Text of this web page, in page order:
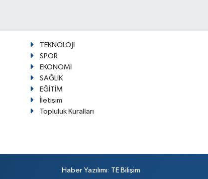
TEKNOLOJİ
SPOR
EKONOMİ
SAĞLIK
EĞİTİM
İletişim
Topluluk Kuralları
Haber Yazılımı: TE Bilişim